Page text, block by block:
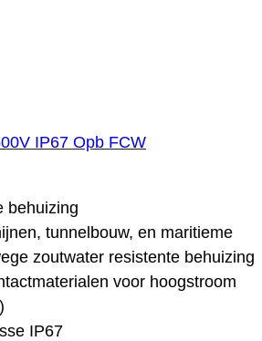
IP67 Opb FCW
behuizing
tunnelbouw, en maritieme
zoutwater resistente behuizing
voor hoogstroom
IP67